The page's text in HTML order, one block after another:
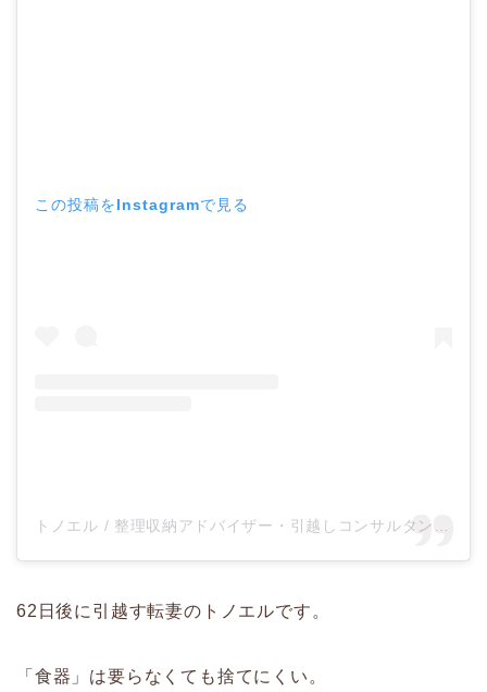
この投稿をInstagramで見る
62日後に引越す転妻のトノエルです。
「食器」は要らなくても捨てにくい。